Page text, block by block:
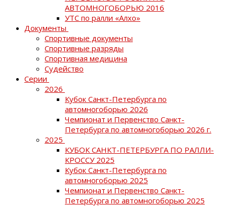
АВТОМНОГОБОРЬЮ 2016
УТС по ралли «Алхо»
Документы
Спортивные документы
Спортивные разряды
Спортивная медицина
Судейство
Серии
2026
Кубок Санкт-Петербурга по
автомногоборью 2026
Чемпионат и Первенство Санкт-
Петербурга по автомногоборью 2026 г.
2025
КУБОК САНКТ-ПЕТЕРБУРГА ПО РАЛЛИ-
КРОССУ 2025
Кубок Санкт-Петербурга по
автомногоборью 2025
Чемпионат и Первенство Санкт-
Петербурга по автомногоборью 2025